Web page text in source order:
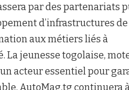
par des partenariats
d’infrastructures
aux métiers liés à
La jeunesse togolaise,
acteur essentiel pour
AutoMag.tg continuera